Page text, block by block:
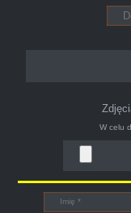
Polecam
konto na
W celu